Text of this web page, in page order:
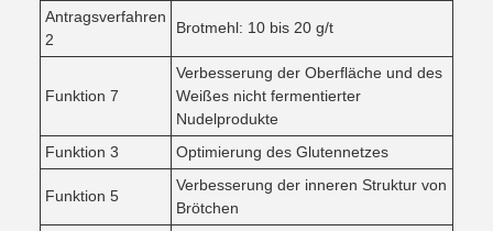
Antragsverfahren
2
Brotmehl: 10 bis 20 g/t
Funktion 7
Verbesserung der Oberfläche und des
Weißes nicht fermentierter
Nudelprodukte
Funktion 3
Optimierung des Glutennetzes
Funktion 5
Verbesserung der inneren Struktur von
Brötchen